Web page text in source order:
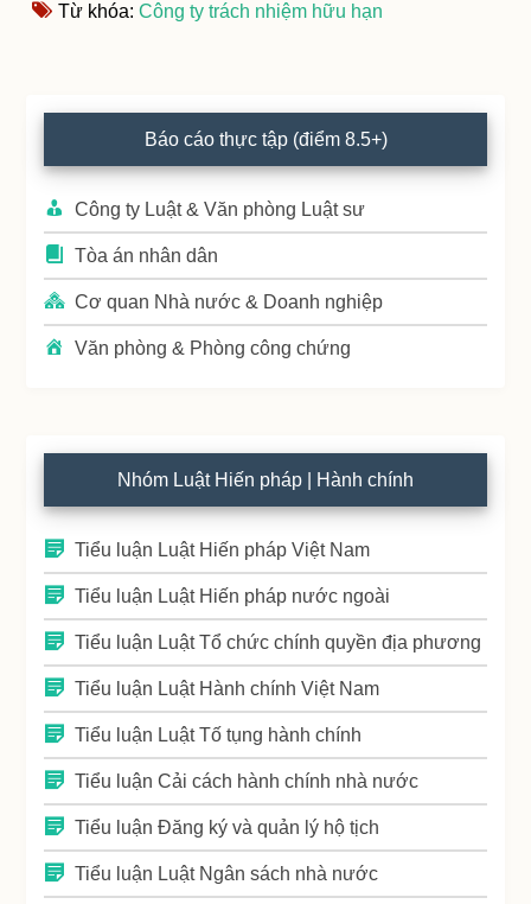
Từ khóa:Công ty trách nhiệm hữu hạn
Primary
Sidebar
Báo cáo thực tập (điểm 8.5+)
Công ty Luật & Văn phòng Luật sư
Tòa án nhân dân
Cơ quan Nhà nước & Doanh nghiệp
Văn phòng & Phòng công chứng
Nhóm Luật Hiến pháp | Hành chính
Tiểu luận Luật Hiến pháp Việt Nam
Tiểu luận Luật Hiến pháp nước ngoài
Tiểu luận Luật Tổ chức chính quyền địa phương
Tiểu luận Luật Hành chính Việt Nam
Tiểu luận Luật Tố tụng hành chính
Tiểu luận Cải cách hành chính nhà nước
Tiểu luận Đăng ký và quản lý hộ tịch
Tiểu luận Luật Ngân sách nhà nước